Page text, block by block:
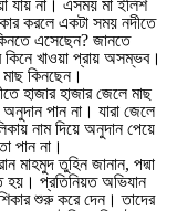
যায় না। এসময় মা ইলিশ
করলে একটা সময় নদীতে
এসেছেন? জানতে
কিনে খাওয়া প্রায় অসম্ভব।
কিনছেন।
হাজার হাজার জেলে মাছ
অনুদান পান না। যারা জেলে
নাম দিয়ে অনুদান পেয়ে
পান না।
মাহমুদ তুহিন জানান, পদ্মা
হয়। প্রতিনিয়ত অভিযান
শুরু করে দেন। তাদের